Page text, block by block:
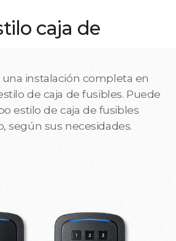
caja de
una instalación completa en
de caja de fusibles. Puede
estilo de caja de fusibles
según sus necesidades.